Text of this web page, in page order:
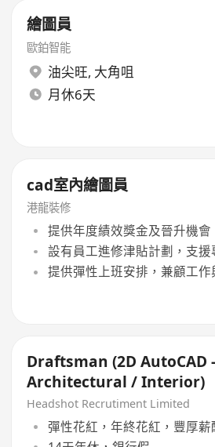
繪圖員
歐鉑智能
油尖旺, 大角咀
月休6天
cad室內繪圖員
港龍裝修
提供年度績效獎金及晉升機會
設有員工進修津貼計劃，支援
提供彈性上班安排，兼顧工作
Draftsman (2D AutoCAD -
Architectural / Interior)
Headshot Recrutiment Limited
彈性花紅，年終花紅，豐厚薪